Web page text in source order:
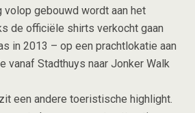
volop gebouwd wordt aan het
de officiële shirts verkocht gaan
in 2013 – op een prachtlokatie aan
vanaf Stadthuys naar Jonker Walk
een andere toeristische highlight.